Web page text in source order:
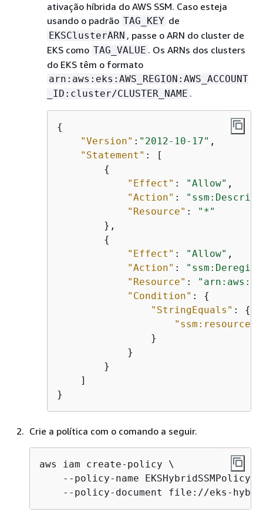
ativação híbrida do AWS SSM. Caso esteja
usando o padrão TAG_KEY de
EKSClusterARN , passe o ARN do cluster de
EKS como TAG_VALUE . Os ARNs dos clusters
do EKS têm o formato
arn:aws:eks:AWS_REGION:AWS_ACCOUNT
_ID:cluster/CLUSTER_NAME .
{
"Version" : "2012-10-17" ,
"Statement" : [
{
"Effect" : "Allow" ,
"Action" :
"Resource" :
"*"
        },
{
"Effect" : "Allow" ,
"Action" :
"Resource" :
"Condition" : {
"StringEquals" : {
                }
            }
        }
    ]
}
Crie a política com o comando a seguir.
aws iam create-policy \
    --policy-name EKSHybridSSMPolicy \
--policy-document file://eks-